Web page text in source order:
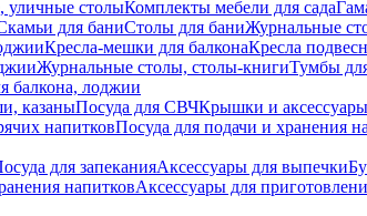
уличные столыКомплекты мебели для сада
для баниСтолы для баниЖурнальные
Кресла-мешки для балконаКресла
Журнальные столы, столы-книгиТумбы
балкона, лоджии
казаныПосуда для СВЧКрышки и
напитковПосуда для подачи и хранения
для запеканияАксессуары для выпечки
напитковАксессуары для